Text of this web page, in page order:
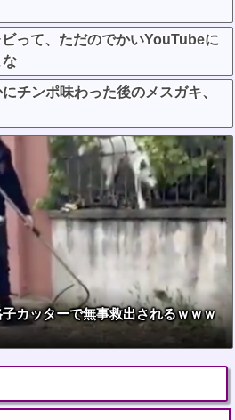
って、ただのでかいYouTubeに
な
にチンポ味わった後のメスガキ、
カッターで無事救出されるｗｗｗ